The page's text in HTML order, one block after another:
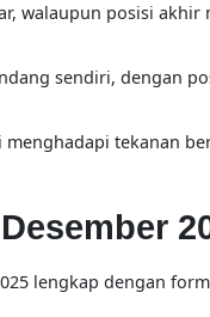
walaupun posisi
sendiri, dengan
tekanan
lengkap dengan